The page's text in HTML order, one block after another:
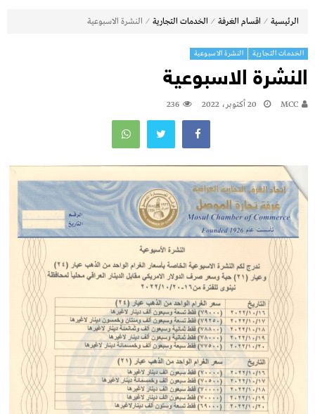
الرئيسية ⁄ اقسام الغرفة ⁄ الخدمات التجارية ⁄ النشرة الاسبوعية
الخدمات التجارية النشرة الاسبوعية
النشرة الاسبوعية
MCC 20 أكتوبر، 2022 236